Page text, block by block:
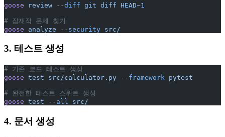
goose review --diff git diff HEAD~1
# 잠재적 문제 찾기
goose analyze --security src/
3. 테스트 생성
# 기존 코드 테스트 생성
goose test src/calculator.py --framework pytest
# 완전한 테스트 스위트 생성
goose test --all src/
4. 문서 생성